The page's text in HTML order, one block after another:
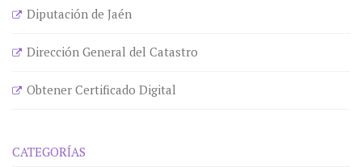
Diputación de Jaén
Dirección General del Catastro
Obtener Certificado Digital
CATEGORÍAS